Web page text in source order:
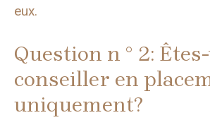
eux.
Question n ° 2:
conseiller en
uniquement?